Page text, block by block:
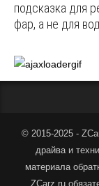
подсказка для
фар, а не для
© 2015-2025 -
драйва и
материала
ZCarz.ru